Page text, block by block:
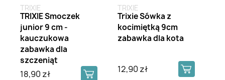
TRIXIE
TRIXIE Smoczek
junior 9 cm -
kauczukowa
zabawka dla
szczeniąt
18,90 zł
TRIXIE
Trixie Sówka z
kocimiętką 9cm
zabawka dla kota
12,90 zł